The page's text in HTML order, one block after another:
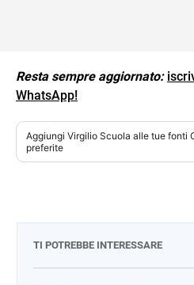
Resta sempre aggiornato:
WhatsApp!
Aggiungi Virgilio Scuola alle tue fonti
preferite
TI POTREBBE INTERESSARE